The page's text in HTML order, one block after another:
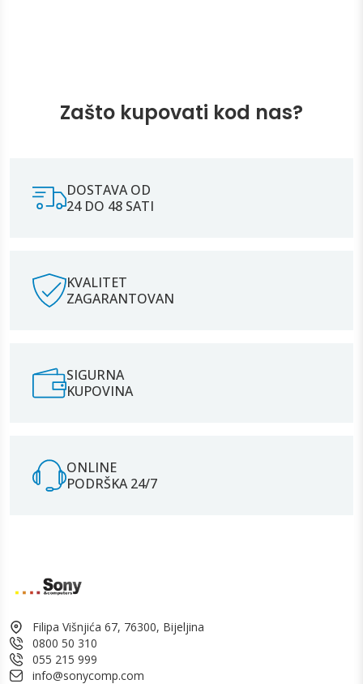
Zašto kupovati kod nas?
DOSTAVA OD
24 DO 48 SATI
KVALITET
ZAGARANTOVAN
SIGURNA
KUPOVINA
ONLINE
PODRŠKA 24/7
Filipa Višnjića 67, 76300, Bijeljina
0800 50 310
055 215 999
info@sonycomp.com